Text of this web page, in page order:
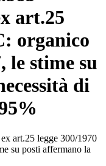
art.25
organico
le stime su
di
su posti affermano la